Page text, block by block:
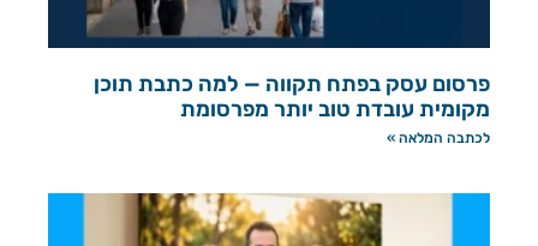
פרסום עסק בפתח תקווה — למה כתבת תוכן
מקומית עובדת טוב יותר מפרסומת
לכתבה המלאה »